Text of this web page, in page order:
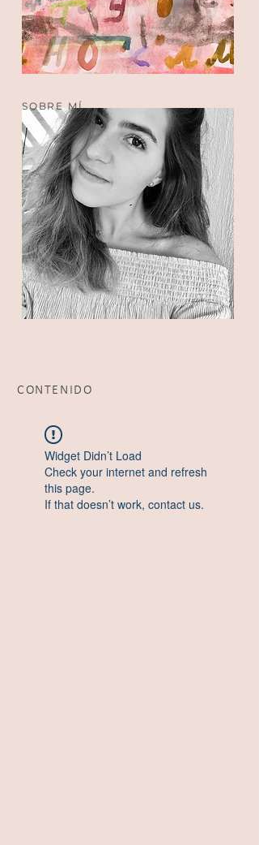
SOBRE MÍ
CONTENIDO
Widget Didn’t Load
Check your internet and refresh
this page.
If that doesn’t work, contact us.